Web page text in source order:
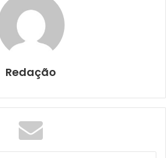
Redação